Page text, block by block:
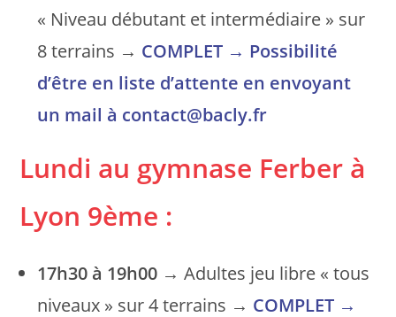
« Niveau débutant et intermédiaire » sur
8 terrains → COMPLET → Possibilité
d’être en liste d’attente en envoyant
un mail à contact@bacly.fr
Lundi au gymnase Ferber à
Lyon 9ème :
17h30 à 19h00 → Adultes jeu libre « tous
niveaux » sur 4 terrains → COMPLET →